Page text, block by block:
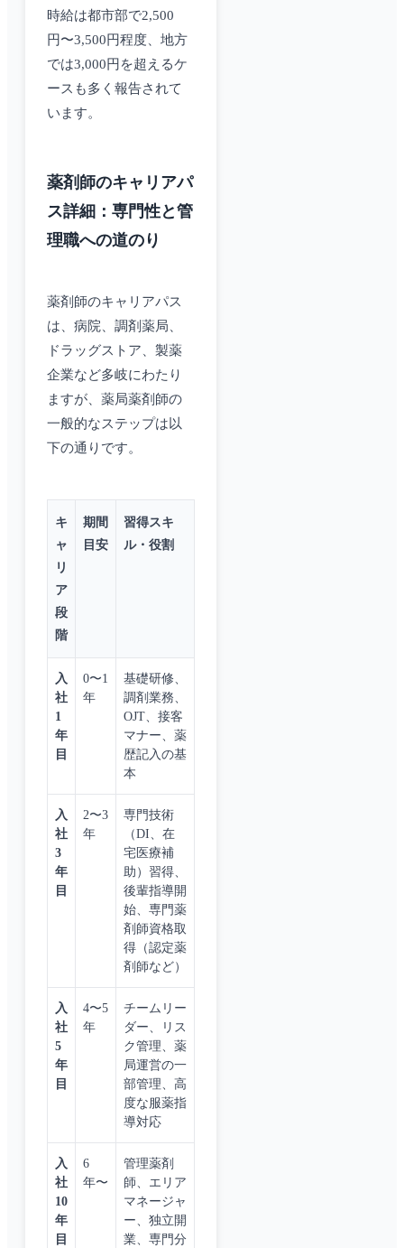
時給は都市部で2,500
円〜3,500円程度、地方
では3,000円を超えるケ
ースも多く報告されて
います。
薬剤師のキャリアパ
ス詳細：専門性と管
理職への道のり
薬剤師のキャリアパス
は、病院、調剤薬局、
ドラッグストア、製薬
企業など多岐にわたり
ますが、薬局薬剤師の
一般的なステップは以
下の通りです。
キ
ャ
リ
ア
段
階
期間
目安
習得スキ
ル・役割
入
社
1
年
目
0〜1
年
基礎研修、
調剤業務、
OJT、接客
マナー、薬
歴記入の基
本
入
社
3
年
目
2〜3
年
専門技術
（DI、在
宅医療補
助）習得、
後輩指導開
始、専門薬
剤師資格取
得（認定薬
剤師など）
入
社
5
年
目
4〜5
年
チームリー
ダー、リス
ク管理、薬
局運営の一
部管理、高
度な服薬指
導対応
入
社
10
年
目
6
年〜
管理薬剤
師、エリア
マネージャ
ー、独立開
業、専門分